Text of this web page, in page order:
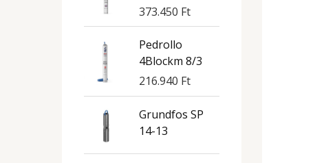
373.450 Ft
Pedrollo
4Blockm 8/3
216.940 Ft
Grundfos SP
14-13